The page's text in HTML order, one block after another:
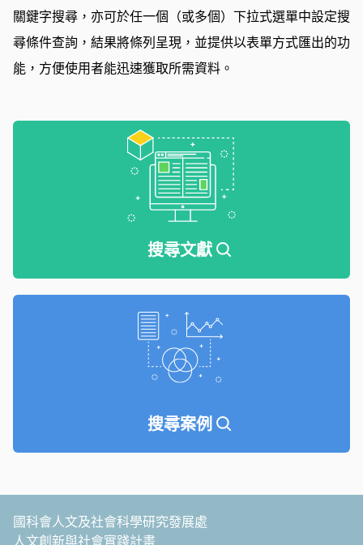
搜尋文獻
搜尋案例
關鍵字搜尋，亦可於任一個（或多個）下拉式選單中設定搜
尋條件查詢，結果將條列呈現，並提供以表單方式匯出的功
能，方便使用者能迅速獲取所需資料。
國科會人文及社會科學研究發展處
人文創新與社會實踐計畫